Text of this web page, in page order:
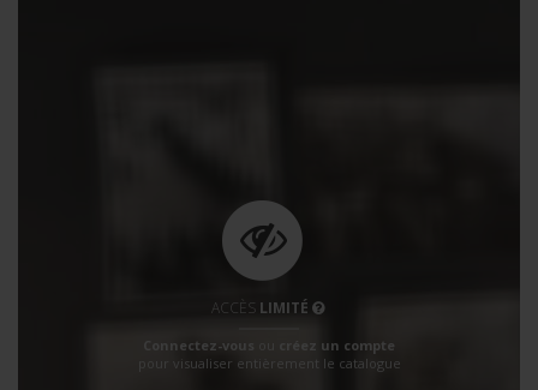
ACCÈS LIMITÉ
Connectez-vous
créez un compte
pour visualiser entièrement le catalogue